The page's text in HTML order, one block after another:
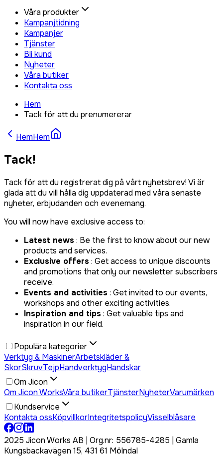
Våra produkter
Kampanjtidning
Kampanjer
Tjänster
Bli kund
Nyheter
Våra butiker
Kontakta oss
Hem
Tack för att du prenumererar
HemHem
Tack!
Tack för att du registrerat dig på vårt nyhetsbrev! Vi är
glada att du vill hålla dig uppdaterad med våra senaste
nyheter, erbjudanden och evenemang.
You will now have exclusive access to:
Latest news : Be the first to know about our new
products and services.
Exclusive offers : Get access to unique discounts
and promotions that only our newsletter subscribers
receive.
Events and activities : Get invited to our events,
workshops and other exciting activities.
Inspiration and tips : Get valuable tips and
inspiration in our field.
Populära kategorier
Verktyg & MaskinerArbetskläder &
SkorSkruvTejpHandverktygHandskar
Om Jicon
Om Jicon WorksVåra butikerTjänsterNyheterVarumärken
Kundservice
Kontakta ossKöpvillkorIntegritetspolicyVisselblåsare
2025 Jicon Works AB | Org.nr: 556785-4285 | Gamla
Kungsbackavägen 15, 431 61 Mölndal